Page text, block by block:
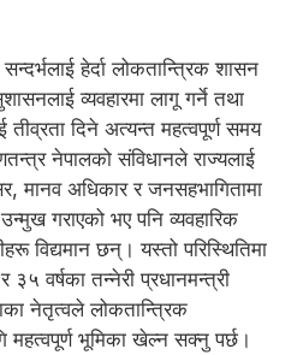
हेर्दा लोकतान्त्रिक शासन
व्यवहारमा लागू गर्ने तथा
तीव्रता दिने अत्यन्त महत्वपूर्ण समय
नेपालको संविधानले राज्यलाई
मानव अधिकार र जनसहभागितामा
गराएको भए पनि व्यवहारिक
विद्यमान छन्। यस्तो परिस्थितिमा
३५ वर्षका तन्नेरी प्रधानमन्त्री
नेतृत्वले लोकतान्त्रिक
महत्वपूर्ण भूमिका खेल्न सक्नु पर्छ।